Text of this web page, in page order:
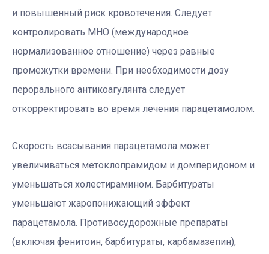
и повышенный риск кровотечения. Следует
контролировать МНО (международное
нормализованное отношение) через равные
промежутки времени. При необходимости дозу
перорального антикоагулянта следует
откорректировать во время лечения парацетамолом.
Скорость всасывания парацетамола может
увеличиваться метоклопрамидом и домперидоном и
уменьшаться холестирамином. Барбитураты
уменьшают жаропонижающий эффект
парацетамола. Противосудорожные препараты
(включая фенитоин, барбитураты, карбамазепин),